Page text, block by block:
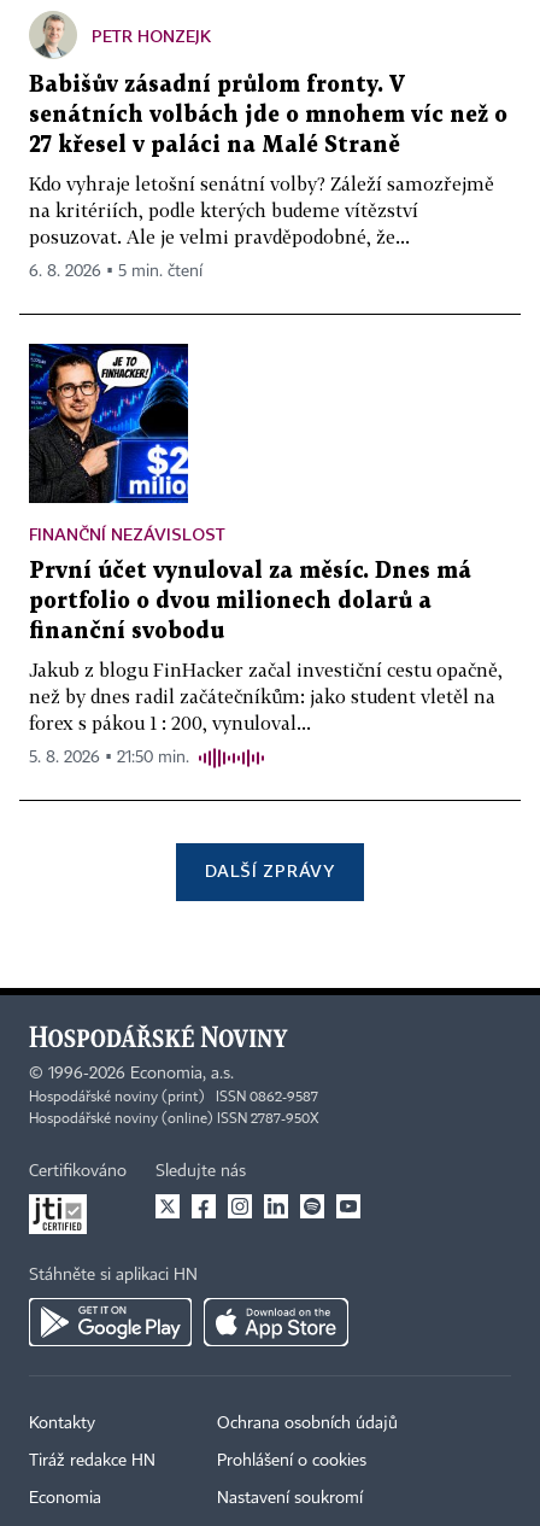
PETR HONZEJK
Babišův zásadní průlom fronty. V
senátních volbách jde o mnohem víc než o
27 křesel v paláci na Malé Straně
Kdo vyhraje letošní senátní volby? Záleží samozřejmě
na kritériích, podle kterých budeme vítězství
posuzovat. Ale je velmi pravděpodobné, že...
6. 8. 2026 ▪ 5 min. čtení
FINANČNÍ NEZÁVISLOST
První účet vynuloval za měsíc. Dnes má
portfolio o dvou milionech dolarů a
finanční svobodu
Jakub z blogu FinHacker začal investiční cestu opačně,
než by dnes radil začátečníkům: jako student vletěl na
forex s pákou 1 : 200, vynuloval...
5. 8. 2026 ▪ 21:50 min.
DALŠÍ ZPRÁVY
© 1996-2026 Economia, a.s.
Hospodářské noviny (print) ISSN 0862-9587
Hospodářské noviny (online) ISSN 2787-950X
Certifikováno Sledujte nás
Stáhněte si aplikaci HN
Kontakty
Tiráž redakce HN
Economia
Ochrana osobních údajů
Prohlášení o cookies
Nastavení soukromí